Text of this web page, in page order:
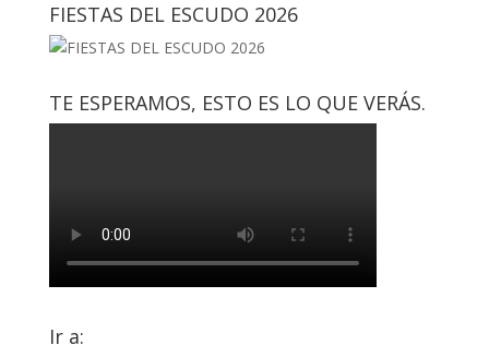
FIESTAS DEL ESCUDO 2026
TE ESPERAMOS, ESTO ES LO QUE VERÁS.
Ir a: